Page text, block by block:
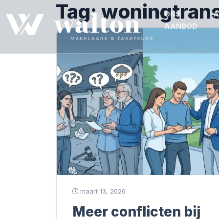
ONS
AANBOD
Tag:
maart 13, 2026
Meer conflicten bij